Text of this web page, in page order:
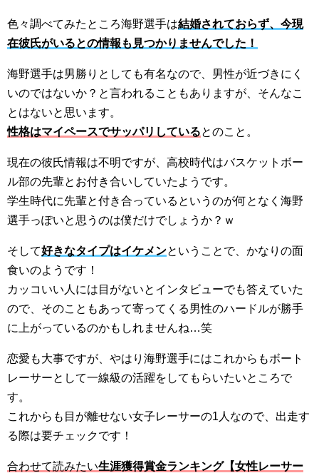
色々調べてみたところ海野選手は結婚されておらず、今現
在彼氏がいるとの情報も見つかりませんでした！
海野選手は男勝りとしても有名なので、男性が近づきにく
いのではないか？と言われることもありますが、そんなこ
とはないと思います。
性格はマイペースでサッパリしているとのこと。
現在の彼氏情報は不明ですが、高校時代はバスケットボー
ル部の先輩とお付き合いしていたようです。
学生時代に先輩と付き合っているというのが何となく海野
選手っぽいと思うのは僕だけでしょうか？ｗ
そして好きなタイプはイケメンということで、かなりの面
食いのようです！
カッコいい人には目がないとインタビューでも答えていた
ので、そのこともあって寄ってくる男性のハードルが勝手
に上がっているのかもしれませんね…笑
恋愛も大事ですが、やはり海野選手にはこれからもボート
レーサーとして一線級の活躍をしてもらいたいところで
す。
これからも目が離せない女子レーサーの1人なので、出走す
る際は要チェックです！
合わせて読みたい生涯獲得賞金ランキング【女性レーサー